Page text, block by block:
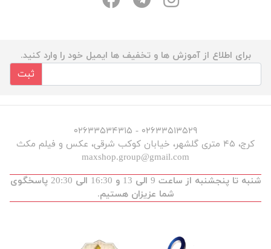
برای اطلاع از آموزش ها و تخفیف ها ایمیل خود را وارد کنید.
ثبت
۰۲۶۳۳۵۱۳۵۲۹ - ۰۲۶۳۳۵۳۴۳۱۵
کرج، ۴۵ متری گلشهر، خیابان کوکب شرقی، عکس و فیلم مکث
maxshop.group@gmail.com
شنبه تا پنجشنبه از ساعت 9 الی 13 و 16:30 الی 20:30 پاسخگوی
شما عزیزان هستیم.